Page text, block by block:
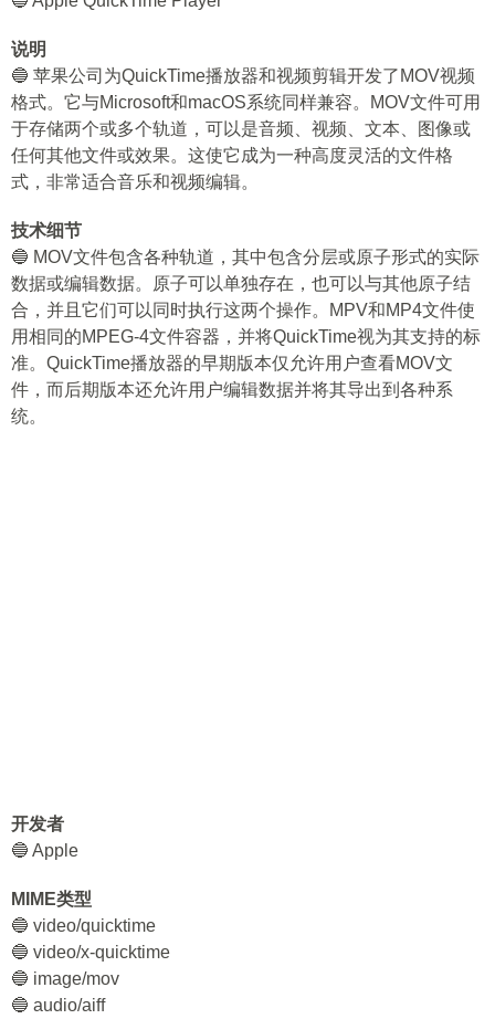
说明
🔵 苹果公司为QuickTime播放器和视频剪辑开发了MOV视频
格式。它与Microsoft和macOS系统同样兼容。MOV文件可用
于存储两个或多个轨道，可以是音频、视频、文本、图像或
任何其他文件或效果。这使它成为一种高度灵活的文件格
式，非常适合音乐和视频编辑。
技术细节
🔵 MOV文件包含各种轨道，其中包含分层或原子形式的实际
数据或编辑数据。原子可以单独存在，也可以与其他原子结
合，并且它们可以同时执行这两个操作。MPV和MP4文件使
用相同的MPEG-4文件容器，并将QuickTime视为其支持的标
准。QuickTime播放器的早期版本仅允许用户查看MOV文
件，而后期版本还允许用户编辑数据并将其导出到各种系
统。
开发者
🔵 Apple
MIME类型
🔵 video/quicktime
🔵 video/x-quicktime
🔵 image/mov
🔵 audio/aiff